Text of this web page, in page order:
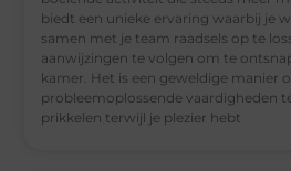
biedt een unieke ervaring waarbij je
samen met je team raadsels op te
aanwijzingen te volgen om te
kamer. Het is een geweldige manier
probleemoplossende vaardigheden
prikkelen terwijl je plezier hebt